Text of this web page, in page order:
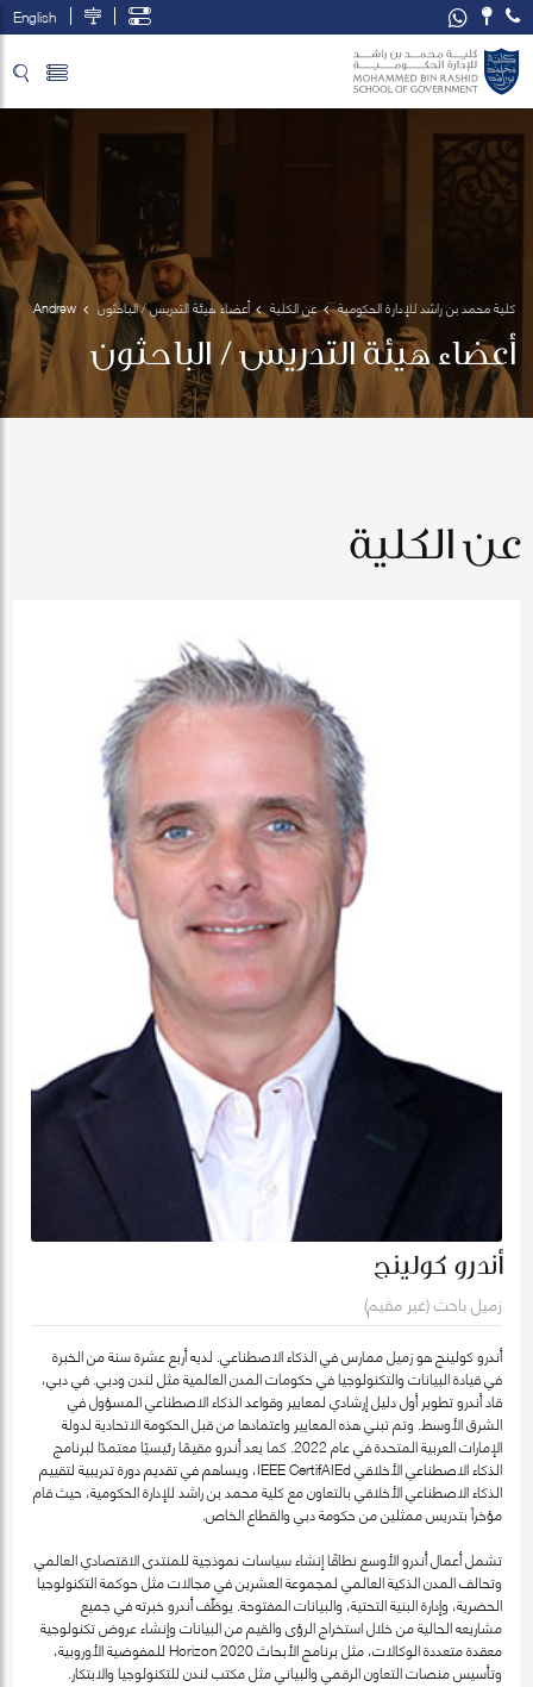
English
كلية محمد بن راشد للإدارة الحكومية عن الكلية أعضاء هيئة التدريس / الباحثون
Andrew
Collinge
أعضاء هيئة التدريس / الباحثون
عن الكلية
أندرو كولينج
زميل باحث (غير مقيم)
أندرو كولينج هو زميل ممارس في الذكاء الاصطناعي. لديه أربع عشرة سنة من الخبرة
في قيادة البيانات والتكنولوجيا في حكومات المدن العالمية مثل لندن ودبي. في دبي،
قاد أندرو تطوير أول دليل إرشادي لمعايير وقواعد الذكاء الاصطناعي المسؤول في
الشرق الأوسط. وتم تبني هذه المعايير واعتمادها من قبل الحكومة الاتحادية لدولة
الإمارات العربية المتحدة في عام 2022. كما يعد أندرو مقيمًا رئيسيًا معتمدًا لبرنامج
الذكاء الاصطناعي الأخلاقي IEEE CertifAIEd، ويساهم في تقديم دورة تدريبية لتقييم
الذكاء الاصطناعي الأخلاقي بالتعاون مع كلية محمد بن راشد للإدارة الحكومية، حيث قام
مؤخراً بتدريس ممثلين من حكومة دبي والقطاع الخاص.
تشمل أعمال أندرو الأوسع نطاقًا إنشاء سياسات نموذجية للمنتدى الاقتصادي العالمي
وتحالف المدن الذكية العالمي لمجموعة العشرين في مجالات مثل حوكمة التكنولوجيا
الحضرية، وإدارة البنية التحتية، والبيانات المفتوحة. يوظّف أندرو خبرته في جميع
مشاريعه الحالية من خلال استخراج الرؤى والقيم من البيانات وإنشاء عروض تكنولوجية
معقدة متعددة الوكالات، مثل برنامج الأبحاث Horizon 2020 للمفوضية الأوروبية،
وتأسيس منصات التعاون الرقمي والبياني مثل مكتب لندن للتكنولوجيا والابتكار.